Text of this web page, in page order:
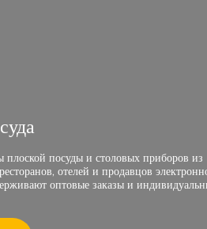
плоской посуды и столовых приборов из
отелей и продавцов
оптовые заказы и